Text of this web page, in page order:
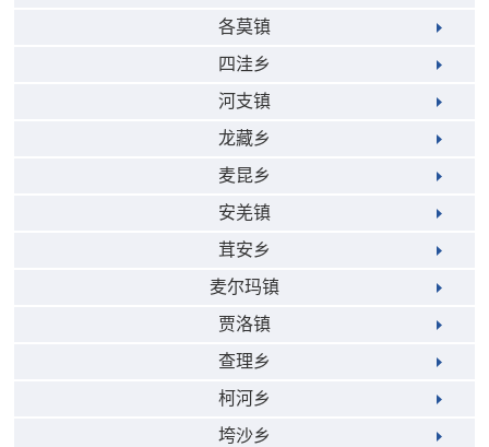
各莫镇
四洼乡
河支镇
龙藏乡
麦昆乡
安羌镇
茸安乡
麦尔玛镇
贾洛镇
查理乡
柯河乡
垮沙乡